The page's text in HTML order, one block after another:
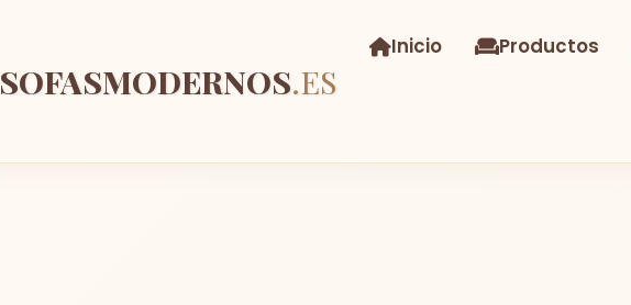
SOFASMODERNOS.ES
Inicio Productos